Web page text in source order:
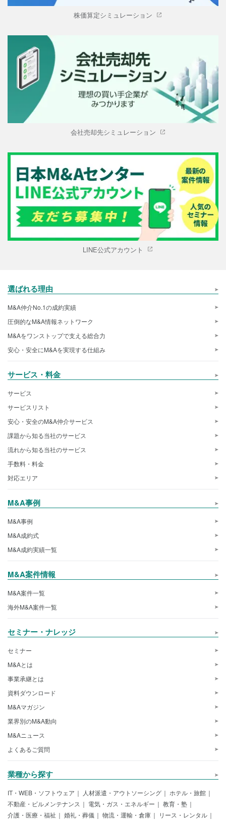
株価算定シミュレーション
会社売却先シミュレーション
LINE公式アカウント
選ばれる理由
M&A仲介No.1の成約実績
圧倒的なM&A情報ネットワーク
M&Aをワンストップで支える総合力
安心・安全にM&Aを実現する仕組み
サービス・料金
サービス
サービスリスト
安心・安全のM&A仲介サービス
課題から知る当社のサービス
流れから知る当社のサービス
手数料・料金
対応エリア
M&A事例
M&A事例
M&A成約式
M&A成約実績一覧
M&A案件情報
M&A案件一覧
海外M&A案件一覧
セミナー・ナレッジ
セミナー
M&Aとは
事業承継とは
資料ダウンロード
M&Aマガジン
業界別のM&A動向
M&Aニュース
よくあるご質問
業種から探す
IT・WEB・ソフトウェア 人材派遣・アウトソーシング
ホテル・旅館
不動産・ビルメンテナンス
電気・ガス・エネルギー
教育・塾
介護・医療・福祉
婚礼・葬儀 物流・運輸・倉庫
リース・レンタル